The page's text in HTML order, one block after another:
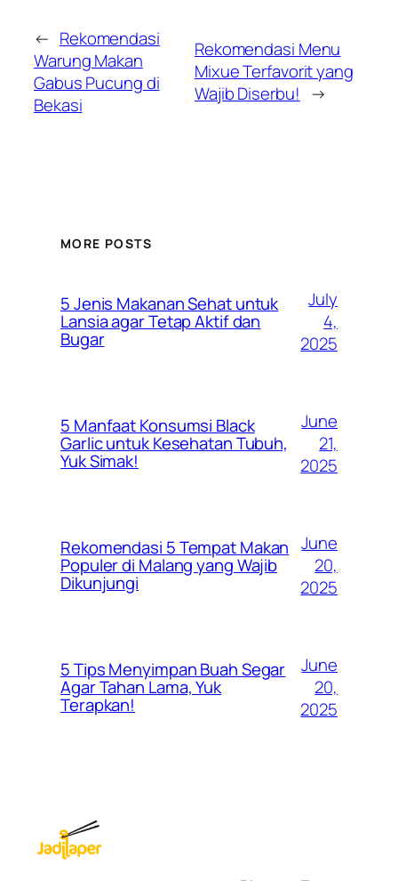
← Rekomendasi
Warung Makan
Gabus Pucung di
Bekasi
Rekomendasi Menu
Mixue Terfavorit yang
Wajib Diserbu! →
MORE POSTS
5 Jenis Makanan Sehat untuk
Lansia agar Tetap Aktif dan
Bugar
July
4,
2025
5 Manfaat Konsumsi Black
Garlic untuk Kesehatan Tubuh,
Yuk Simak!
June
21,
2025
Rekomendasi 5 Tempat Makan
Populer di Malang yang Wajib
Dikunjungi
June
20,
2025
5 Tips Menyimpan Buah Segar
Agar Tahan Lama, Yuk
Terapkan!
June
20,
2025